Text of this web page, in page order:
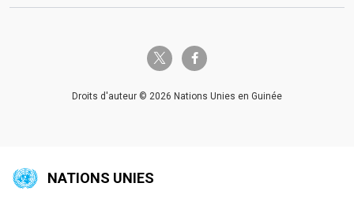
twitter-x facebook-f
Droits d'auteur © 2026 Nations Unies en Guinée
NATIONS UNIES